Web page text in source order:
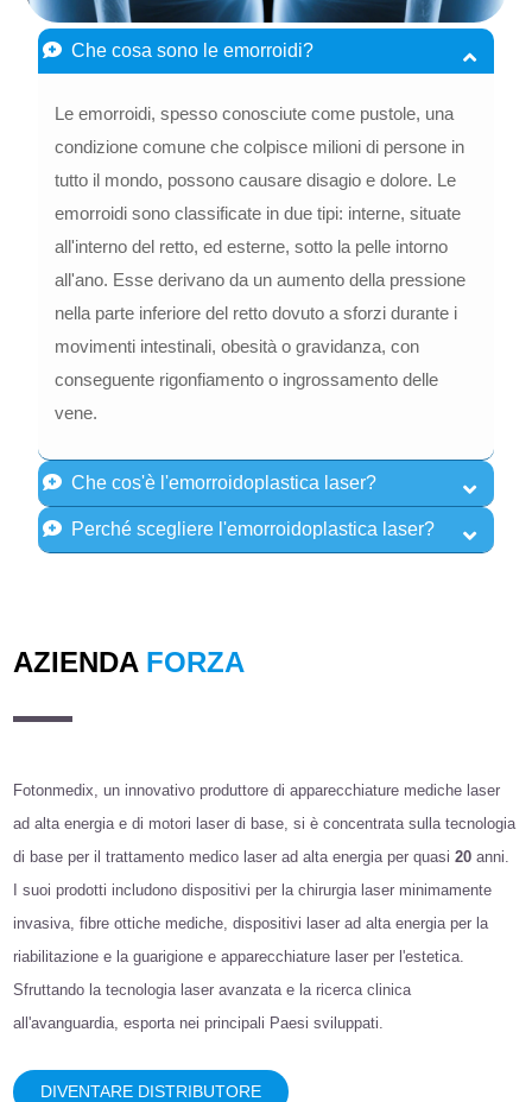
Che cosa sono le emorroidi?
Le emorroidi, spesso conosciute come pustole, una
condizione comune che colpisce milioni di persone in
tutto il mondo, possono causare disagio e dolore. Le
emorroidi sono classificate in due tipi: interne, situate
all'interno del retto, ed esterne, sotto la pelle intorno
all'ano. Esse derivano da un aumento della pressione
nella parte inferiore del retto dovuto a sforzi durante i
movimenti intestinali, obesità o gravidanza, con
conseguente rigonfiamento o ingrossamento delle
vene.
Che cos'è l'emorroidoplastica laser?
Perché scegliere l'emorroidoplastica laser?
AZIENDA FORZA
Fotonmedix, un innovativo produttore di apparecchiature mediche laser
ad alta energia e di motori laser di base, si è concentrata sulla tecnologia
di base per il trattamento medico laser ad alta energia per quasi20anni.
I suoi prodotti includono dispositivi per la chirurgia laser minimamente
invasiva, fibre ottiche mediche, dispositivi laser ad alta energia per la
riabilitazione e la guarigione e apparecchiature laser per l'estetica.
Sfruttando la tecnologia laser avanzata e la ricerca clinica
all'avanguardia, esporta nei principali Paesi sviluppati.
DIVENTARE DISTRIBUTORE